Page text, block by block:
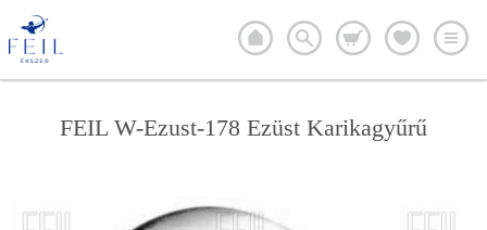
FEIL W-Ezust-178 Ezüst Karikagyűrű